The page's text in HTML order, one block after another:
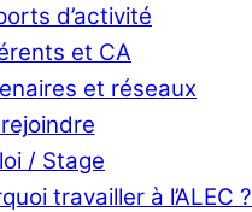
d’activité
et CA
et réseaux
/ Stage
travailler à l’ALEC ?